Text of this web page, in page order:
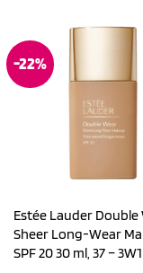
-22%
Estée Lauder Double
Sheer Long-Wear
SPF 20 30 ml, 37 –